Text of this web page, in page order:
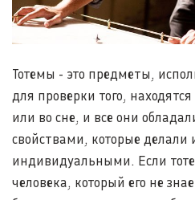
Тотемы - это предметы,
для проверки того,
или во сне, и все они
свойствами, которые делали
индивидуальными. Если
человека, который его не